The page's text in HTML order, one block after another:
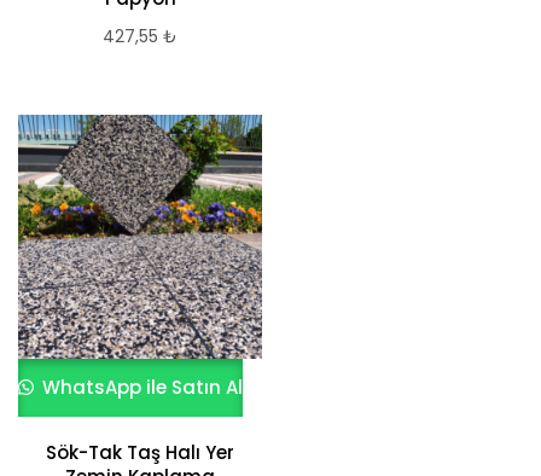
427,55 ₺
WhatsApp ile Satın Al
Sök-Tak Taş Halı Yer